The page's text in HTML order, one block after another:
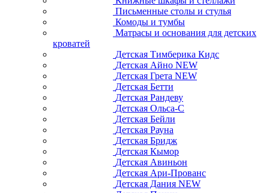
Письменные столы и стулья
Комоды и тумбы
Матрасы и основания для детских
кроватей
Детская Тимберика Кидс
Детская Айно NEW
Детская Грета NEW
Детская Бетти
Детская Рандеву
Детская Ольса-С
Детская Бейли
Детская Рауна
Детская Бридж
Детская Кымор
Детская Авиньон
Детская Ари-Прованс
Детская Дания NEW